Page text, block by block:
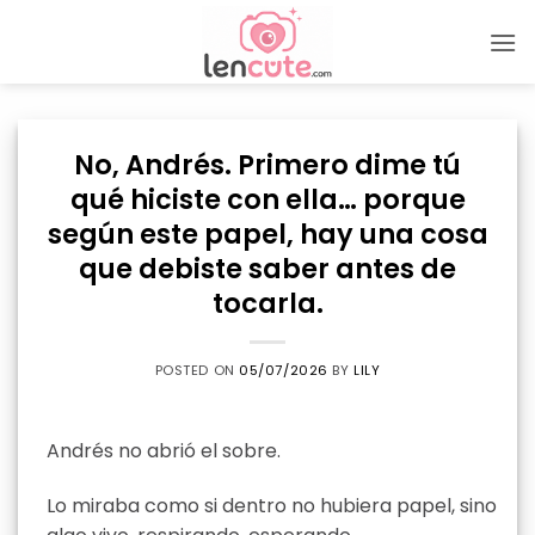
No, Andrés. Primero dime tú
qué hiciste con ella… porque
según este papel, hay una cosa
que debiste saber antes de
tocarla.
POSTED ON 05/07/2026 BYLILY
Andrés no abrió el sobre.
Lo miraba como si dentro no hubiera papel, sino